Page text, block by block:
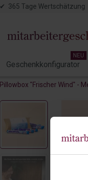
✔ 365 Tage Wertschätzung
Geschenkkonfigurator
NEU
Pillowbox "Frischer Wind" -